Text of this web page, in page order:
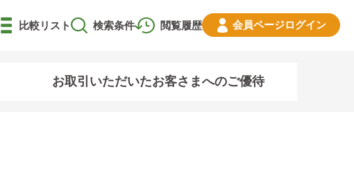
閲覧履歴
比較リスト 検索条件 会員ページログイン
お取引いただいたお客さまへのご優待